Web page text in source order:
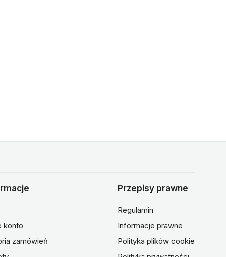
konto
zamówień
Przepisy prawne
Regulamin
Informacje prawne
Polityka plików cookie